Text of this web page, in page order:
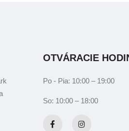
OTVÁRACIE
Po - Pia: 10:00 – 19:00
So: 10:00 – 18:00